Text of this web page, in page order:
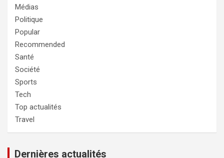
Médias
Politique
Popular
Recommended
Santé
Société
Sports
Tech
Top actualités
Travel
Dernières actualités